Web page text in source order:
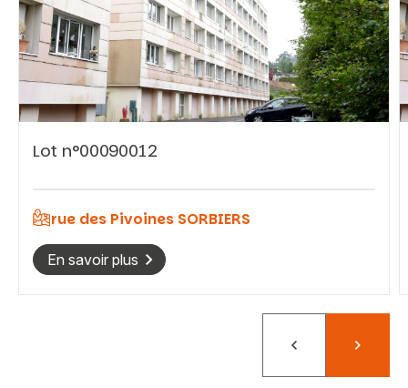
Rechercher
Lot n°00090012
rue des Pivoines SORBIERS
En savoir plus
PrécédentSuivant